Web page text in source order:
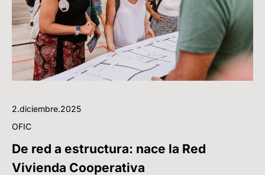
2.diciembre.2025
OFIC
De red a estructura: nace la Red
Vivienda Cooperativa